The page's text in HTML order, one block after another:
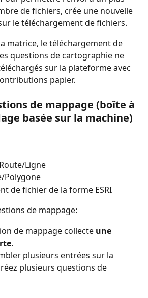
de fichiers, crée une nouvelle
le téléchargement de fichiers.
matrice, le téléchargement de
questions de cartographie ne
sur la plateforme avec
papier.
de mappage (boîte à
basée sur la machine)
Ligne
Polygone
de fichier de la forme ESRI
de mappage:
de mappage collecte une
.
plusieurs entrées sur la
plusieurs questions de